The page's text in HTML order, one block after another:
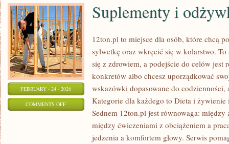
FEBRUARY - 24 - 2026
COMMENTS OFFON
SUPLEMENTY
Suplementy i
12ton.pl to miejsce dla osób, które chcą
sylwetkę oraz wkręcić się w kolarstwo.
się z zdrowiem, a podejście do celów jest
konkretów albo chcesz uporządkować
wskazówki dopasowane do codzienności,
Kategorie dla każdego to Dieta i
Sednem 12ton.pl jest równowaga:
między ćwiczeniami z obciążeniem a
jedzenia a komfortem głowy. Serwis